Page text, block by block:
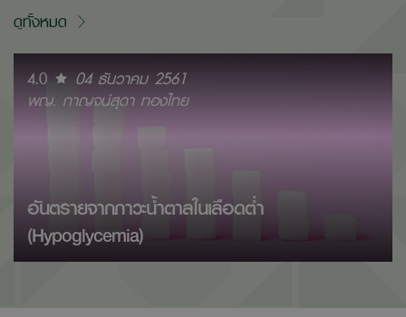
ดูทั้งหมด
4.0
04 ธันวาคม 2561
พญ. กาญจน์สุดา ทองไทย
อันตรายจากภาวะน้ำตาลในเลือดต่ำ
(Hypoglycemia)